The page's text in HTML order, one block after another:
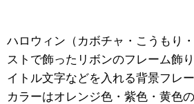
ハロウィン（カボチャ・こうもり
ストで飾ったリボンのフレーム飾
イトル文字などを入れる背景フレ
カラーはオレンジ色・紫色・黄色の